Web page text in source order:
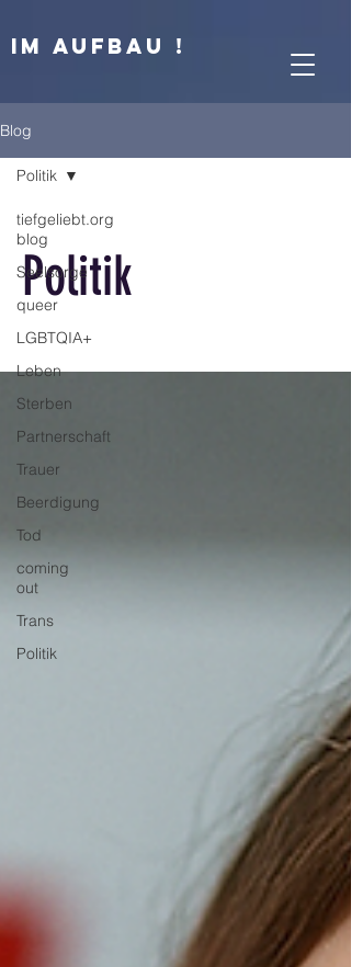
IM AUFBAU !
Blog
tiefgeliebt.org
blog
Seelsorge
queer
LGBTQIA+
Leben
Sterben
Partnerschaft
Trauer
Beerdigung
Tod
coming
out
Trans
Politik
Politik
Politik